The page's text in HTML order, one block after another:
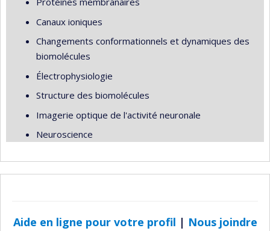
Canaux ioniques
Changements conformationnels et dynamiques des
biomolécules
Électrophysiologie
Structure des biomolécules
Imagerie optique de l'activité neuronale
Neuroscience
Aide en ligne pour votre profil | Nous joindre